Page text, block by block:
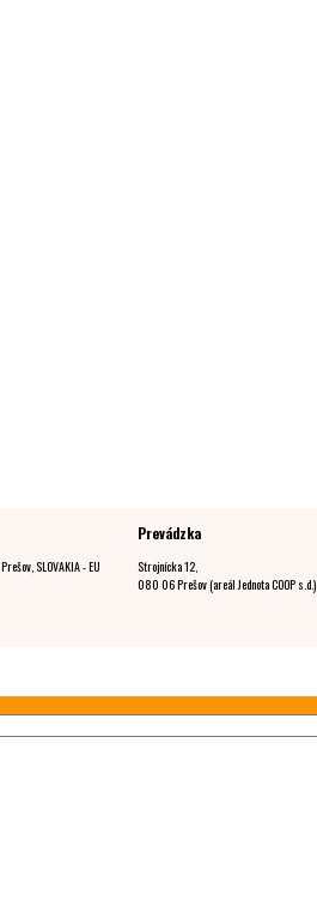
SLOVAKIA - EU
Prevádzka
Strojnícka 12,
080 06 Prešov (areál Jednota COOP s.d.)